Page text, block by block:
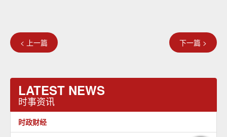
< 上一篇 下一篇 >
LATEST NEWS
时事资讯
时政财经